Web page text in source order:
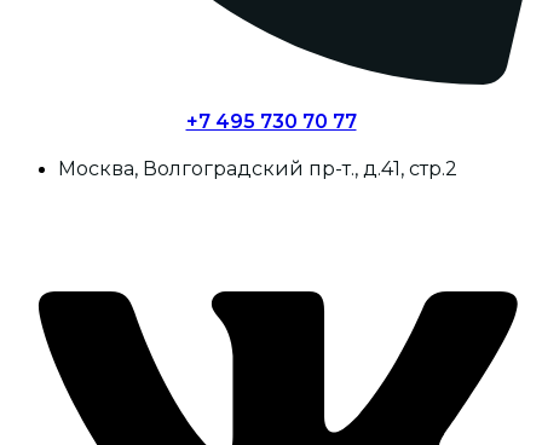
+7 495 730 70 77
Москва, Волгоградский пр-т., д.41, стр.2